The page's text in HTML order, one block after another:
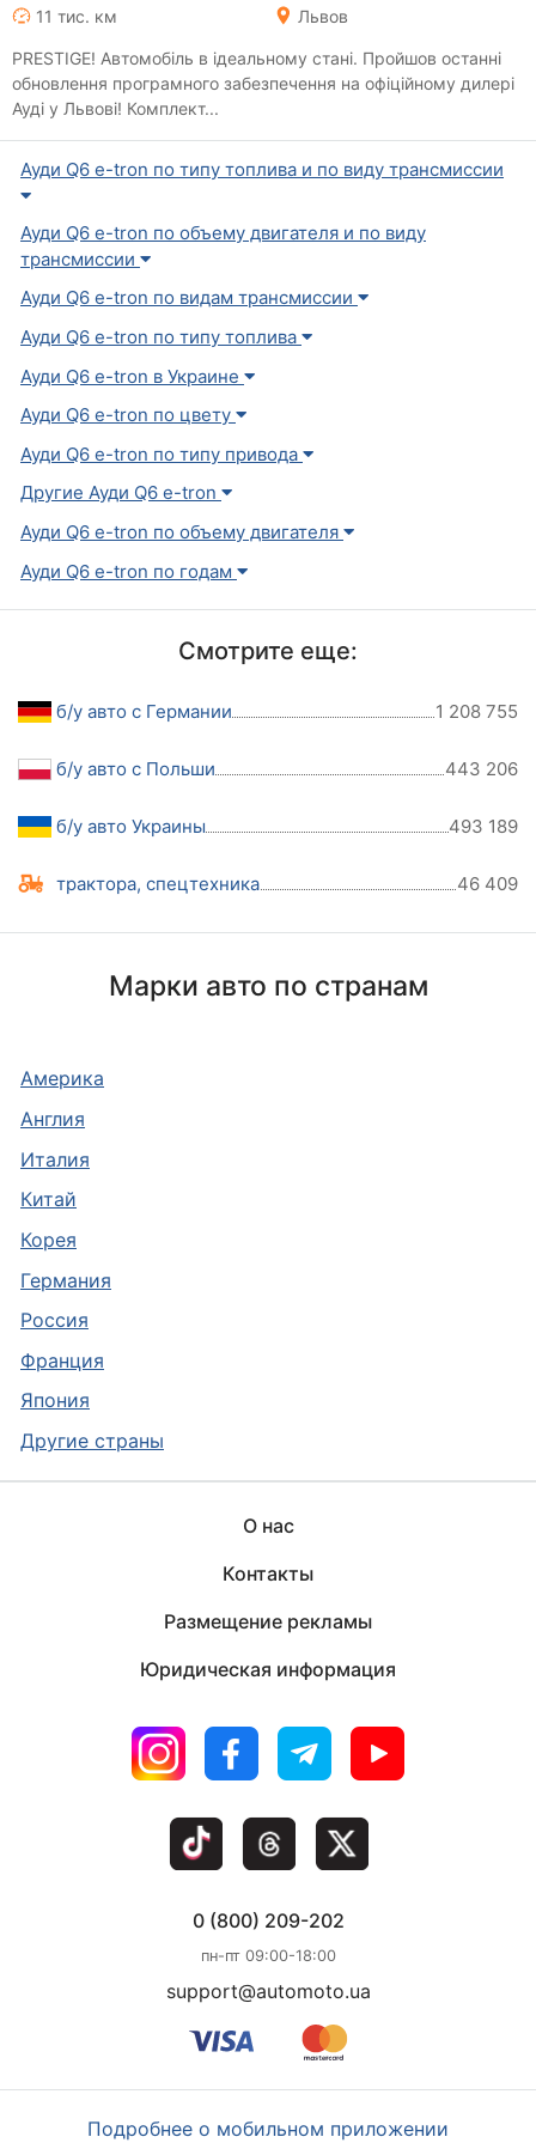
11 тис. км
Львов
PRESTIGE! Автомобіль в ідеальному стані. Пройшов останні
обновлення програмного забезпечення на офіційному дилері
Ауді у Львові! Комплект...
Ауди Q6 e-tron по типу топлива и по виду трансмиссии
Ауди Q6 e-tron по объему двигателя и по виду
трансмиссии
Ауди Q6 e-tron по видам трансмиссии
Ауди Q6 e-tron по типу топлива
Ауди Q6 e-tron в Украине
Ауди Q6 e-tron по цвету
Ауди Q6 e-tron по типу привода
Другие Ауди Q6 e-tron
Ауди Q6 e-tron по объему двигателя
Ауди Q6 e-tron по годам
Смотрите еще:
б/у авто с Германии 1 208 755
б/у авто с Польши 443 206
б/у авто Украины 493 189
трактора, спецтехника 46 409
Марки авто по странам
Америка
Англия
Италия
Китай
Корея
Германия
Россия
Франция
Япония
Другие страны
О нас
Контакты
Размещение рекламы
Юридическая информация
0 (800) 209-202
пн-пт 09:00-18:00
support@automoto.ua
Подробнее о мобильном приложении